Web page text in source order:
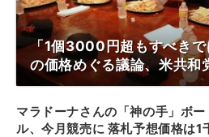
「1個3000円超もすべきで
の価格めぐる議論、米共和
マラドーナさんの「神の手」ボー
ル、今月競売に 落札予想価格は1